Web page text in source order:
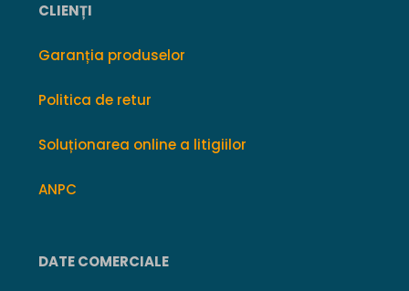
CLIENȚI
Garanția produselor
Politica de retur
Soluționarea online a litigiilor
ANPC
DATE COMERCIALE